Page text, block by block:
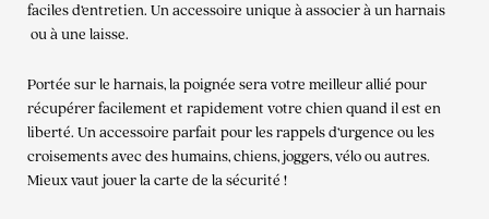
faciles d’entretien. Un accessoire unique à associer à un harnais
ou à une laisse.
Portée sur le harnais, la poignée sera votre meilleur allié pour
récupérer facilement et rapidement votre chien quand il est en
liberté. Un accessoire parfait pour les rappels d’urgence ou les
croisements avec des humains, chiens, joggers, vélo ou autres.
Mieux vaut jouer la carte de la sécurité !